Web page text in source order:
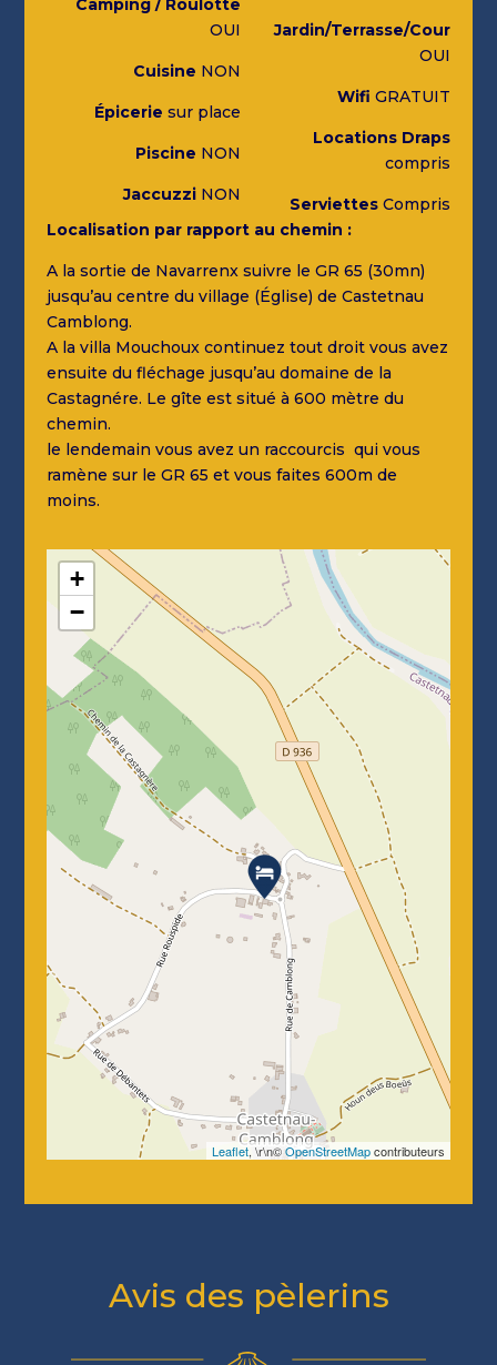
Camping / Roulotte
OUI
Cuisine NON
Épicerie sur place
Piscine NON
JaccuzziNON
Jardin/Terrasse/Cour
OUI
Wifi GRATUIT
Locations Draps
compris
ServiettesCompris
Localisation par rapport au chemin :
A la sortie de Navarrenx suivre le GR 65 (30mn)
jusqu’au centre du village (Église) de Castetnau
Camblong.
A la villa Mouchoux continuez tout droit vous avez
ensuite du fléchage jusqu’au domaine de la
Castagnére. Le gîte est situé à 600 mètre du
chemin.
le lendemain vous avez un raccourcis qui vous
ramène sur le GR 65 et vous faites 600m de
moins.
+
−
Leaflet, \r\n©OpenStreetMapcontributeurs
Avis des pèlerins